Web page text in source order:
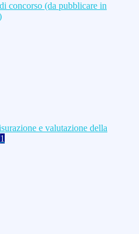
concorso (da pubblicare in
e valutazione della
1